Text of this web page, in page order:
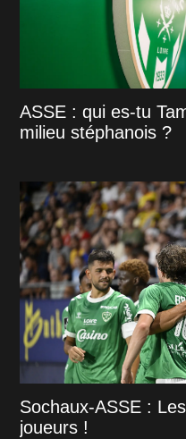
ASSE : qui es-tu
milieu stéphanois ?
Sochaux-ASSE :
joueurs !